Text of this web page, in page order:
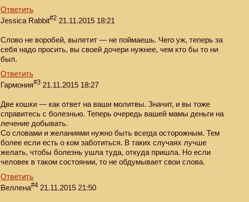
Ответить
Jessica Rabbit#2 21.11.2015 18:21
Слово не воробей, вылетит — не поймаешь. Чего уж, теперь за
себя надо просить, вы своей дочери нужнее, чем кто бы то ни
был.
Ответить
Гармония#3 21.11.2015 18:27
Две кошки — как ответ на ваши молитвы. Значит, и вы тоже
справитесь с болезнью. Теперь очередь вашей мамы деньги на
лечение добывать.
Со словами и желаниями нужно быть всегда осторожным. Тем
более если есть о ком заботиться. В таких случаях лучше
желать, чтобы болезнь ушла туда, откуда пришла. Но если
человек в таком состоянии, то не обдумывает свои слова.
Ответить
Веллена#4 21.11.2015 21:50